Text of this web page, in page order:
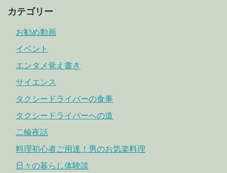
カテゴリー
お勧め動画
イベント
エンタメ覚え書き
サイエンス
タクシードライバーの食事
タクシードライバーへの道
二輪夜話
料理初心者ご用達！男のお気楽料理
日々の暮らし体験談